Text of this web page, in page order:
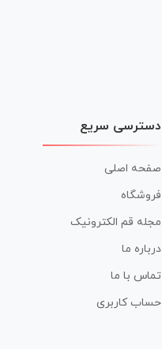
دسترسی سریع
صفحه اصلی
فروشگاه
مجله قم الکترونیک
درباره ما
تماس با ما
حساب کاربری